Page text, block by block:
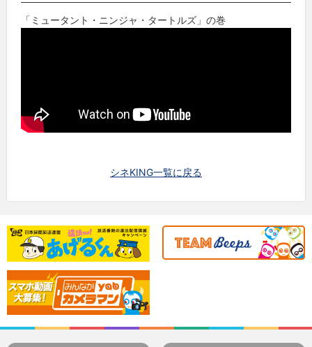
「ミュータント・ニンジャ・タートルズ」の巻
シネKING一覧に戻る